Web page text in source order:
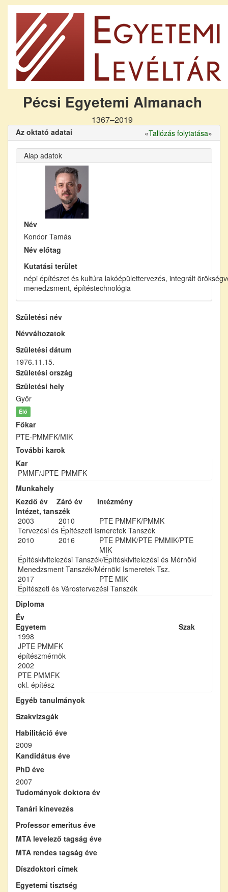
Pécsi Egyetemi Almanach
1367–2019
Az oktató adatai «Tallózás folytatása»
Alap adatok
Név
Kondor Tamás
Név előtag
Kutatási terület
népi építészet és kultúra lakóépülettervezés, integrált
menedzsment, építéstechnológia
Születési név
Névváltozatok
Születési dátum
1976.11.15.
Születési ország
Születési hely
Győr
Élő
Főkar
PTE-PMMFK/MIK
További karok
Kar
PMMF/JPTE-PMMFK
Munkahely
Kezdő év
Záró év
Intézmény
Intézet, tanszék
2003
2010
PTE PMMFK/PMMK
Tervezési és Építészeti Ismeretek Tanszék
2010
2016
PTE PMMK/PTE PMMIK/PTE
MIK
Építéskivitelezési Tanszék/Építéskivitelezési és Mérnöki
Menedzsment Tanszék/Mérnöki Ismeretek Tsz.
2017
PTE MIK
Építészeti és Várostervezési Tanszék
Diploma
Év
Egyetem
Szak
1998
JPTE PMMFK
építészmérnök
2002
PTE PMMFK
okl. építész
Egyéb tanulmányok
Szakvizsgák
Habilitáció éve
2009
Kandidátus éve
PhD éve
2007
Tudományok doktora év
Tanári kinevezés
Professor emeritus éve
MTA levelező tagság éve
MTA rendes tagság éve
Díszdoktori címek
Egyetemi tisztség